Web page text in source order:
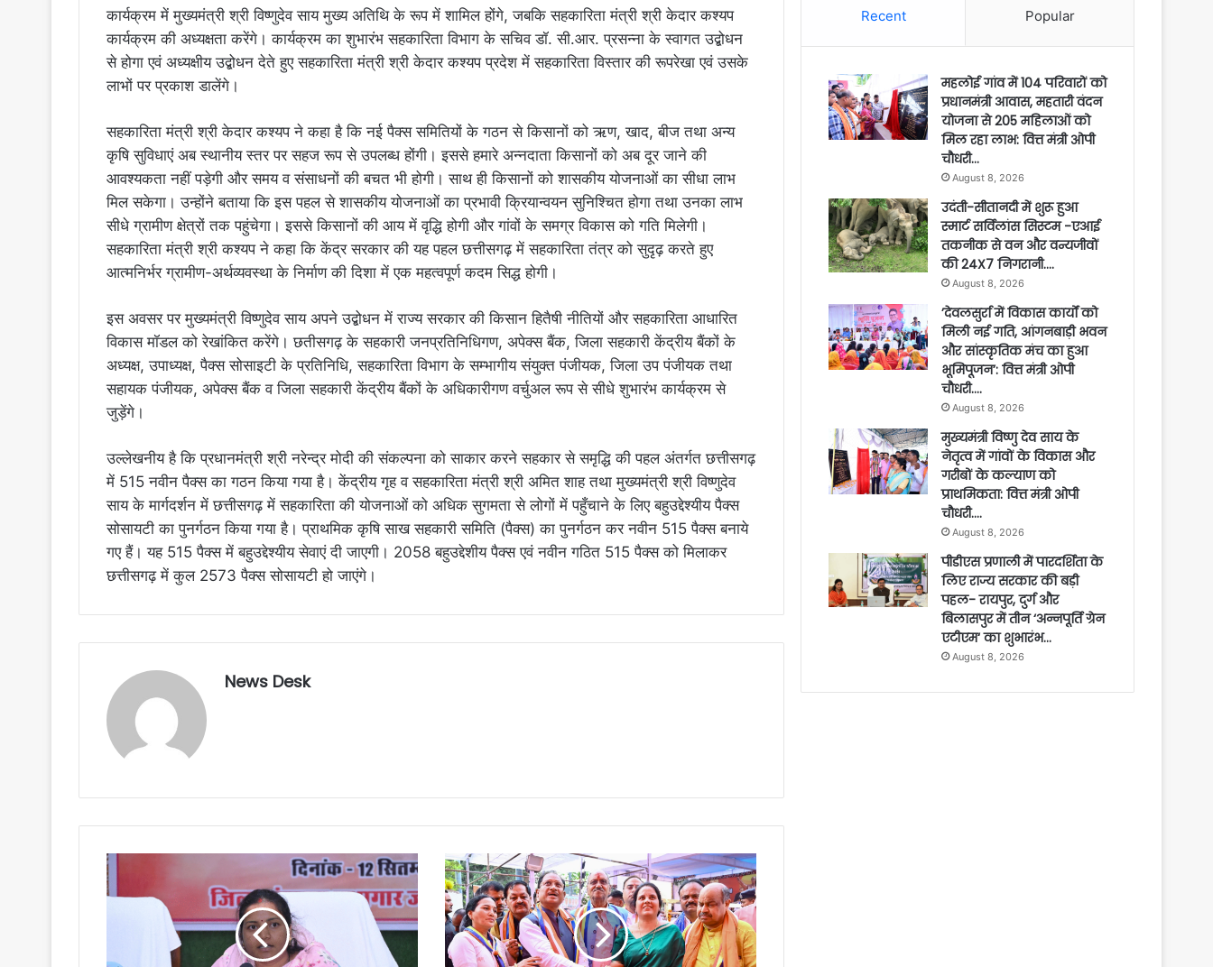
कार्यक्रम में मुख्यमंत्री श्री विष्णुदेव साय मुख्य अतिथि के रूप में शामिल होंगे, जबकि सहकारिता मंत्री श्री केदार कश्यप
कार्यक्रम की अध्यक्षता करेंगे। कार्यक्रम का शुभारंभ सहकारिता विभाग के सचिव डॉ. सी.आर. प्रसन्ना के स्वागत उद्बोधन
से होगा एवं अध्यक्षीय उद्बोधन देते हुए सहकारिता मंत्री श्री केदार कश्यप प्रदेश में सहकारिता विस्तार की रूपरेखा एवं उसके
लाभों पर प्रकाश डालेंगे।
सहकारिता मंत्री श्री केदार कश्यप ने कहा है कि नई पैक्स समितियों के गठन से किसानों को ऋण, खाद, बीज तथा अन्य
कृषि सुविधाएं अब स्थानीय स्तर पर सहज रूप से उपलब्ध होंगी। इससे हमारे अन्नदाता किसानों को अब दूर जाने की
आवश्यकता नहीं पड़ेगी और समय व संसाधनों की बचत भी होगी। साथ ही किसानों को शासकीय योजनाओं का सीधा लाभ
मिल सकेगा। उन्होंने बताया कि इस पहल से शासकीय योजनाओं का प्रभावी क्रियान्वयन सुनिश्चित होगा तथा उनका लाभ
सीधे ग्रामीण क्षेत्रों तक पहुंचेगा। इससे किसानों की आय में वृद्धि होगी और गांवों के समग्र विकास को गति मिलेगी।
सहकारिता मंत्री श्री कश्यप ने कहा कि केंद्र सरकार की यह पहल छत्तीसगढ़ में सहकारिता तंत्र को सुदृढ़ करते हुए
आत्मनिर्भर ग्रामीण-अर्थव्यवस्था के निर्माण की दिशा में एक महत्वपूर्ण कदम सिद्ध होगी।
इस अवसर पर मुख्यमंत्री विष्णुदेव साय अपने उद्बोधन में राज्य सरकार की किसान हितैषी नीतियों और सहकारिता आधारित
विकास मॉडल को रेखांकित करेंगे। छतीसगढ़ के सहकारी जनप्रतिनिधिगण, अपेक्स बैंक, जिला सहकारी केंद्रीय बैंकों के
अध्यक्ष, उपाध्यक्ष, पैक्स सोसाइटी के प्रतिनिधि, सहकारिता विभाग के सम्भागीय संयुक्त पंजीयक, जिला उप पंजीयक तथा
सहायक पंजीयक, अपेक्स बैंक व जिला सहकारी केंद्रीय बैंकों के अधिकारीगण वर्चुअल रूप से सीधे शुभारंभ कार्यक्रम से
जुड़ेंगे।
उल्लेखनीय है कि प्रधानमंत्री श्री नरेन्द्र मोदी की संकल्पना को साकार करने सहकार से समृद्धि की पहल अंतर्गत छत्तीसगढ़
में 515 नवीन पैक्स का गठन किया गया है। केंद्रीय गृह व सहकारिता मंत्री श्री अमित शाह तथा मुख्यमंत्री श्री विष्णुदेव
साय के मार्गदर्शन में छत्तीसगढ़ में सहकारिता की योजनाओं को अधिक सुगमता से लोगों में पहुँचाने के लिए बहुउद्देश्यीय पैक्स
सोसायटी का पुनर्गठन किया गया है। प्राथमिक कृषि साख सहकारी समिति (पैक्स) का पुनर्गठन कर नवीन 515 पैक्स बनाये
गए हैं। यह 515 पैक्स में बहुउद्देश्यीय सेवाएं दी जाएगी। 2058 बहुउद्देशीय पैक्स एवं नवीन गठित 515 पैक्स को मिलाकर
छत्तीसगढ़ में कुल 2573 पैक्स सोसायटी हो जाएंगे।
News Desk
Recent Popular
महलोई गांव में 104 परिवारों को
प्रधानमंत्री आवास, महतारी वंदन
योजना से 205 महिलाओं को
मिल रहा लाभ: वित्त मंत्री ओपी
चौधरी…
August 8, 2026
उदंती-सीतानदी में शुरू हुआ
स्मार्ट सर्विलांस सिस्टम -एआई
तकनीक से वन और वन्यजीवों
की 24X7 निगरानी….
August 8, 2026
’देवलसुर्रा में विकास कार्यों को
मिली नई गति, आंगनबाड़ी भवन
और सांस्कृतिक मंच का हुआ
भूमिपूजन’: वित्त मंत्री ओपी
चौधरी….
August 8, 2026
मुख्यमंत्री विष्णु देव साय के
नेतृत्व में गांवों के विकास और
गरीबों के कल्याण को
प्राथमिकता: वित्त मंत्री ओपी
चौधरी….
August 8, 2026
पीडीएस प्रणाली में पारदर्शिता के
लिए राज्य सरकार की बड़ी
पहल- रायपुर, दुर्ग और
बिलासपुर में तीन ‘अन्नपूर्ति ग्रेन
एटीएम‘ का शुभारंभ…
August 8, 2026